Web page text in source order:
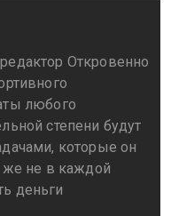
Откровенно
любого
степени будут
которые он
же не в каждой
деньги